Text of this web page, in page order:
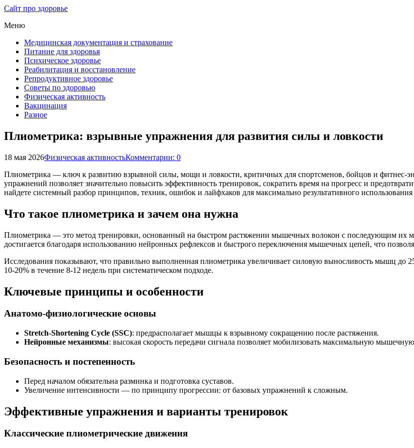
Сайт про здоровье
Меню
Медицинская документация и страхование
Питание для здоровья
Психическое здоровье
Реабилитация и восстановление
Репродуктивное здоровье
Советы по здоровью
Физическая активность
Вакцинация
Разное
Плиометрика: взрывные упражнения для развития силы и ловкости
18 мая 2026Физическая активностьКомментарии: 0
Плиометрика — ключ к развитию взрывной силы, мощи и ловкости, критичных для спортсменов, бойцов и фитнес-
упражнений позволяет значительно повысить эффективность тренировок, сократить время на прогресс и
найдете системный разбор принципов, техник, ошибок и лайфхаков для максимально результативного
Что такое плиометрика и зачем она нужна
Плиометрика — это метод тренировки, основанный на быстром растяжении мышечных волокон с последующим их
достигается благодаря использованию нейронных рефлексов и быстрого переключения мышечных цепей, что
Исследования показывают, что правильно выполненная плиометрика увеличивает силовую выносливость мышц
10-20% в течение 8-12 недель при систематическом подходе.
Ключевые принципы и особенности
Анатомо-физиологические основы
Stretch-Shortening Cycle (SSC): предрасполагает мышцы к взрывному сокращению после растяжения.
Нейронные механизмы: высокая скорость передачи сигнала позволяет мобилизовать максимальную
Безопасность и постепенность
Перед началом обязательна разминка и подготовка суставов.
Увеличение интенсивности — по принципу прогрессии: от базовых упражнений к сложным.
Эффективные упражнения и варианты тренировок
Классические плиометрические движения